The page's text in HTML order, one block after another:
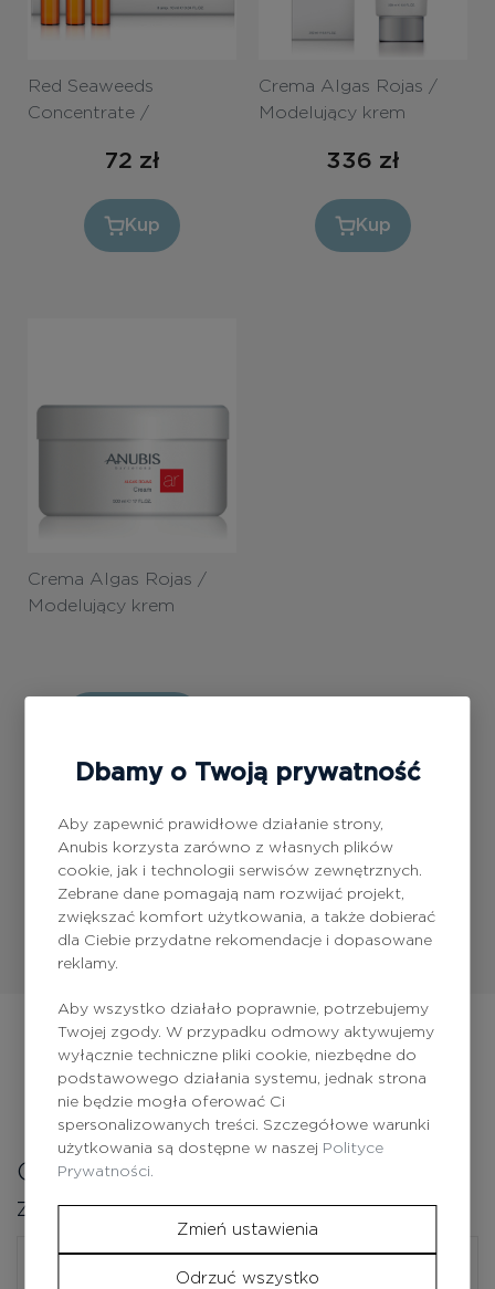
PL
Red Seaweeds
Concentrate /
Koncentrat modelujący
72 zł
Kup
Crema Algas Rojas /
Modelujący krem ​​
Crema Algas Rojas /
Modelujący krem ​​
336 zł
Kup
Odbierz zniżkę na pierwsze
zamówienie
Dbamy o Twoją prywatność
Aby zapewnić prawidłowe działanie strony,
Anubis korzysta zarówno z własnych plików
cookie, jak i technologii serwisów zewnętrznych.
Zebrane dane pomagają nam rozwijać projekt,
zwiększać komfort użytkowania, a także dobierać
dla Ciebie przydatne rekomendacje i dopasowane
reklamy.
Aby wszystko działało poprawnie, potrzebujemy
Twojej zgody. W przypadku odmowy aktywujemy
wyłącznie techniczne pliki cookie, niezbędne do
podstawowego działania systemu, jednak strona
nie będzie mogła oferować Ci
spersonalizowanych treści. Szczegółowe warunki
użytkowania są dostępne w naszej Polityce
Prywatności.
Zmień ustawienia
Odrzuć wszystko